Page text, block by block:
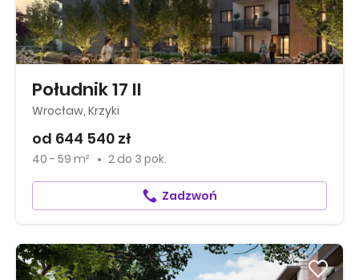
Południk 17 II
Wrocław, Krzyki
od 644 540 zł
40 - 59 m² 2 do 3 pok.
Zadzwoń